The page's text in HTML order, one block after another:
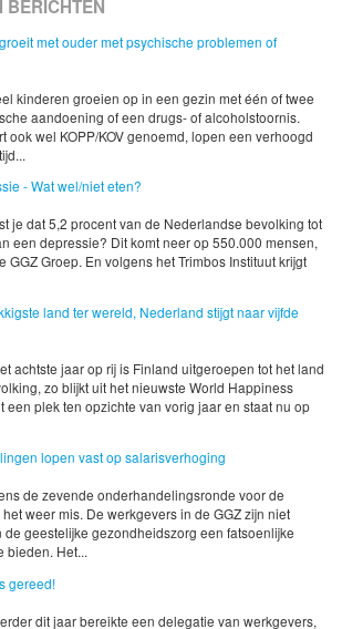
BERICHTEN
met ouder met psychische problemen of
kinderen groeien op in een gezin met één of twee
aandoening of een drugs- of alcoholstoornis.
ook wel KOPP/KOV genoemd, lopen een verhoogd
- Wat wel/niet eten?
je dat 5,2 procent van de Nederlandse bevolking tot
een depressie? Dit komt neer op 550.000 mensen,
GGZ Groep. En volgens het Trimbos Instituut krijgt
land ter wereld, Nederland stijgt naar vijfde
achtste jaar op rij is Finland uitgeroepen tot het land
zo blijkt uit het nieuwste World Happiness
een plek ten opzichte van vorig jaar en staat nu op
lopen vast op salarisverhoging
de zevende onderhandelingsronde voor de
weer mis. De werkgevers in de GGZ zijn niet
geestelijke gezondheidszorg een fatsoenlijke
bieden. Het...
gereed!
dit jaar bereikte een delegatie van werkgevers,